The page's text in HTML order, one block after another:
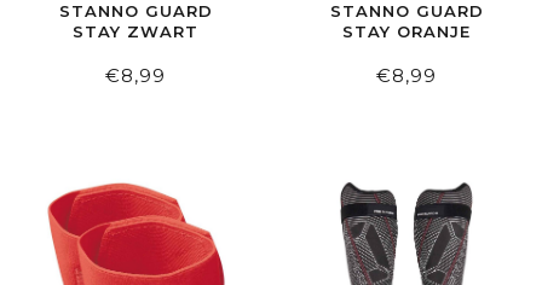
STANNO GUARD
STAY ZWART
€8,99
STANNO GUARD
STAY ORANJE
€8,99